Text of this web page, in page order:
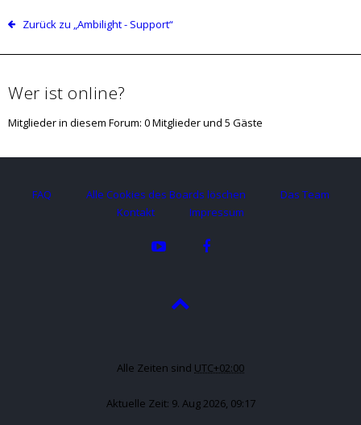
Zurück zu „Ambilight - Support“
Wer ist online?
Mitglieder in diesem Forum: 0 Mitglieder und 5 Gäste
FAQ Alle Cookies des Boards löschen
Das Team
Kontakt
Impressum
Alle Zeiten sind UTC+02:00
Aktuelle Zeit: 9. Aug 2026, 09:17